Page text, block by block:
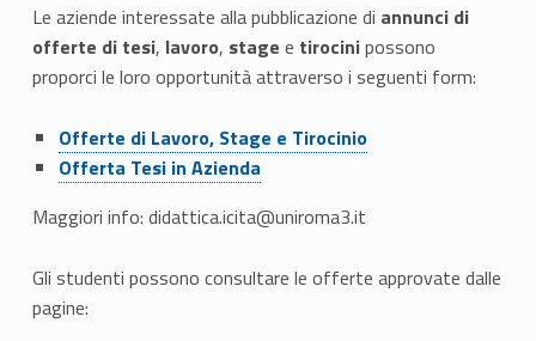
Le aziende interessate alla pubblicazione di annunci di
offerte di tesi, lavoro, stage e tirocinipossono
proporci le loro opportunità attraverso i seguenti form:
Link identifier #identifier__80722-1
Offerte di Lavoro, Stage e Tirocinio
Link identifier #identifier__168582-2
Offerta Tesi in Azienda
Maggiori info: didattica.icita@uniroma3.it
Gli studenti possono consultare le offerte approvate dalle
pagine: